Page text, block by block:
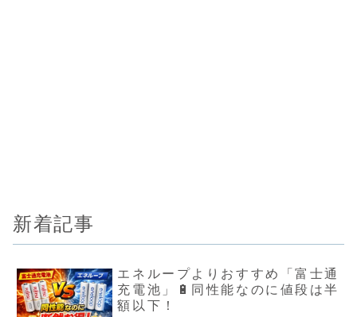
新着記事
エネループよりおすすめ「富士通
充電池」🔋同性能なのに値段は半
額以下！